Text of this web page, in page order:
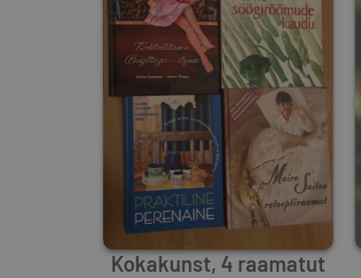
Kokakunst, 4 raamatut